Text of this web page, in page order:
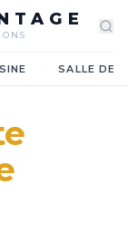
SALLE DE